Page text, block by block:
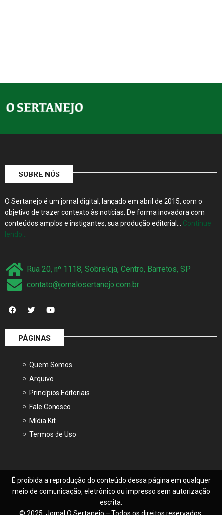
SOBRE NÓS
O Sertanejo é um jornal digital, lançado em abril de 2015, com o
objetivo de trazer contexto às notícias. De forma inovadora com
conteúdos amplos e instigantes, sua produção editorial… Continue
lendo…
Rua 20, nº 1118, Sobreloja, Centro, Barretos, SP
contato@jornalosertanejo.com.br
PÁGINAS
Quem Somos
Arquivo
Princípios Editoriais
Fale Conosco
Mídia Kit
Termos de Uso
É proibida a reprodução do conteúdo dessa página em qualquer
meio de comunicação, eletrônico ou impresso sem autorização
escrita.
© 2025, Jornal O Sertanejo – Todos os direitos reservados.